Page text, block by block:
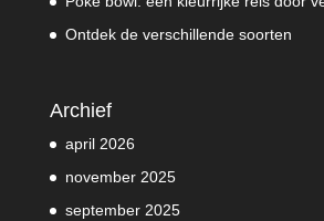
Ontdek de verschillende soorten
Archief
april 2026
november 2025
september 2025